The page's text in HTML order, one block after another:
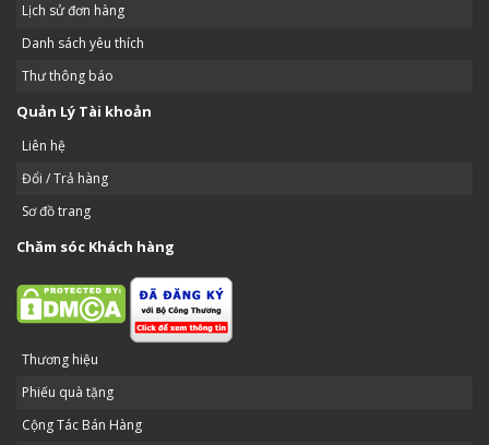
Lịch sử đơn hàng
Danh sách yêu thích
Thư thông báo
Quản Lý Tài khoản
Liên hệ
Đổi / Trả hàng
Sơ đồ trang
Chăm sóc Khách hàng
Thương hiệu
Phiếu quà tặng
Cộng Tác Bán Hàng